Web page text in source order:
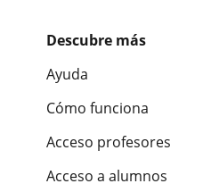
Descubre más
Ayuda
Cómo funciona
Acceso profesores
Acceso a alumnos